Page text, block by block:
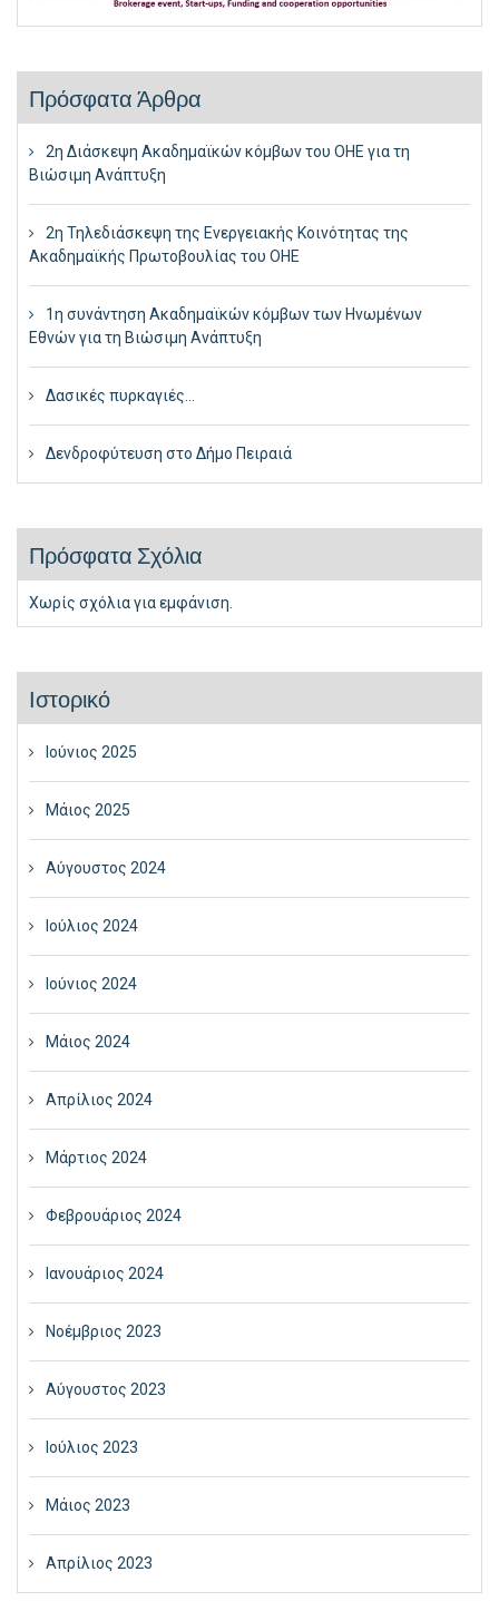
Πρόσφατα Άρθρα
2η Διάσκεψη Ακαδημαϊκών κόμβων του ΟΗΕ για τη
Βιώσιμη Ανάπτυξη
2η Τηλεδιάσκεψη της Ενεργειακής Κοινότητας της
Ακαδημαϊκής Πρωτοβουλίας του ΟΗΕ
1η συνάντηση Ακαδημαϊκών κόμβων των Ηνωμένων
Εθνών για τη Βιώσιμη Ανάπτυξη
Δασικές πυρκαγιές…
Δενδροφύτευση στο Δήμο Πειραιά
Πρόσφατα Σχόλια
Χωρίς σχόλια για εμφάνιση.
Ιστορικό
Ιούνιος 2025
Μάιος 2025
Αύγουστος 2024
Ιούλιος 2024
Ιούνιος 2024
Μάιος 2024
Απρίλιος 2024
Μάρτιος 2024
Φεβρουάριος 2024
Ιανουάριος 2024
Νοέμβριος 2023
Αύγουστος 2023
Ιούλιος 2023
Μάιος 2023
Απρίλιος 2023